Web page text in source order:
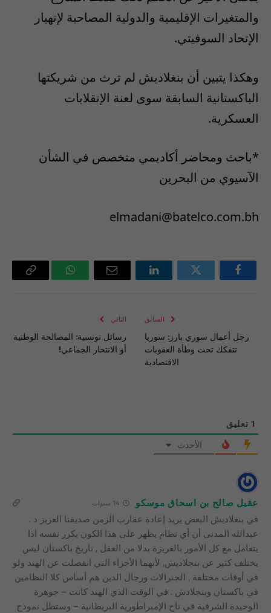
والمتغيرات الإقليمية والدولية المصاحبة لإنهيار
الإتحاد السوفيتي.
وهكذا يتبين أن بنغلاديش لم ترث من شريكتها
الباكستانية السابقة سوى لعنة الإنقلابات
العسكرية.
*باحث ومحاضر أكاديمي متخصص في الشأن
الآسيوي من البحرين
elmadani@batelco.com.bh
فيسبوك تويتر لينكدإن
البريد
واتساب Copy
السابق
رجل أعمال سوري بارز: سوريا
تتفكك تحت وطأة العقوبات
الاقتصادية
التالي
رسائل تونسية: المصالحة الوطنية
أو الانتحار الجماعي!
1 تعليق
الأحدث
عقيل صالح بن اسحاق موسكو 14 سنوات
في بنغلاديش البعض يريد إعادة عقارب الزمن صديقنا العزيز د .
عبدالله المدنى أن أي نظام يظهر على هذا الكون يكرر نفسه اذا
يتعامل مع كل الأمور بالغريزة بدلا من العقل , تاريخ باكستان ليس
يختلف كثير عن بنجلاديش, لأنهما الأجزاء التي انفصلت عن الهند ولو
في أوقات مختلفة , الجنرالات ورجال الدين هم أساس كلا النظامين
في باكستان وبنجلادش . في الوقت الذي الهند كانت – جوهرة
الوحيدة الشرقية في تاج الإمبراطورية البريطانية – وستظل نموذج